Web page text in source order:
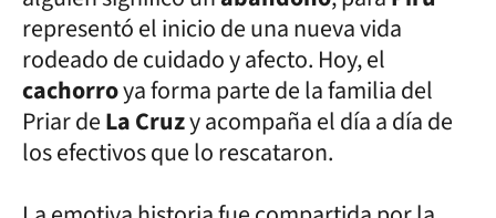
representó el inicio de una nueva vida
rodeado de cuidado y afecto. Hoy, el
cachorroya forma parte de la familia del
Priar deLa Cruzy acompaña el día a día de
los efectivos que lo rescataron.